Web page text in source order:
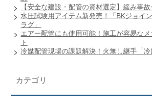
【安全な建設・配管の資材選定】緩み事
水圧試験用アイテム新発売！「BKジョイ
ラグ」
エアー配管にも使用可能！施工が容易な
ト
冷媒配管現場の課題解決！火無し継手「冷
カテゴリ